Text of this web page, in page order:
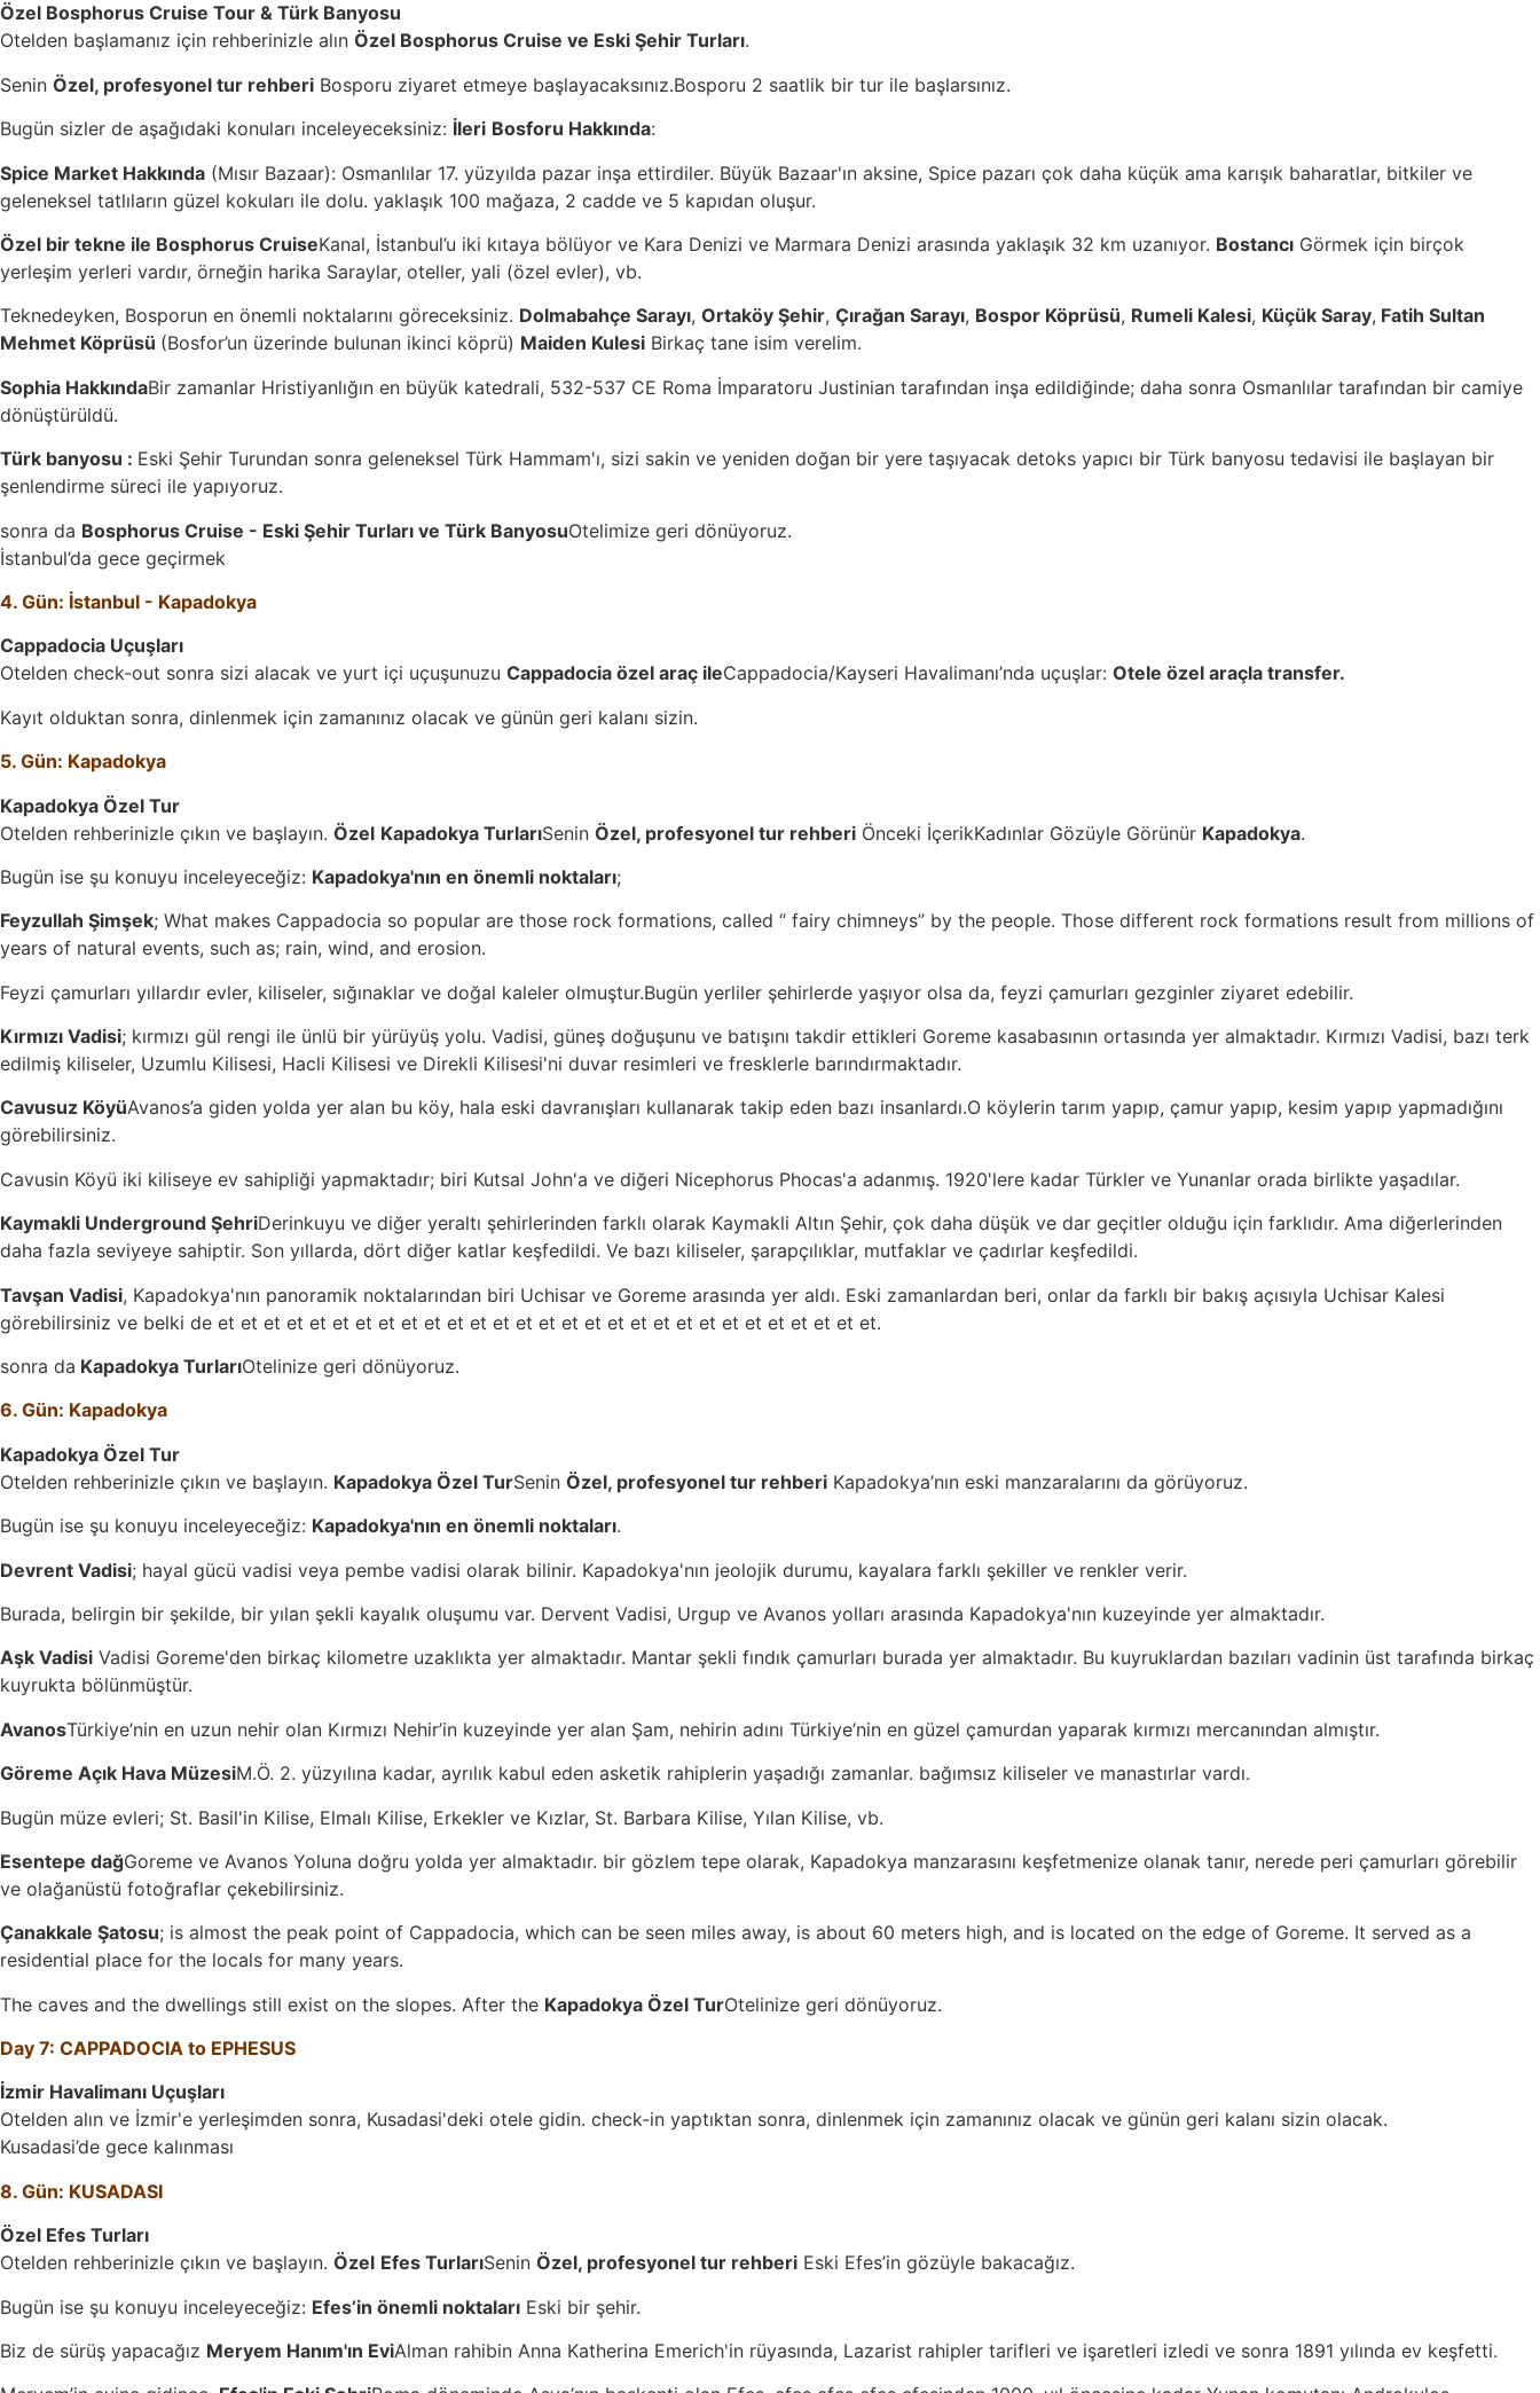
Özel Bosphorus Cruise Tour & Türk Banyosu
Otelden başlamanız için rehberinizle alın Özel Bosphorus Cruise ve Eski Şehir Turları.
Senin Özel, profesyonel tur rehberi Bosporu ziyaret etmeye başlayacaksınız.Bosporu 2 saatlik bir tur ile başlarsınız.
Bugün sizler de aşağıdaki konuları inceleyeceksiniz: İleri Bosforu Hakkında:
Spice Market Hakkında (Mısır Bazaar): Osmanlılar 17. yüzyılda pazar inşa ettirdiler. Büyük Bazaar'ın aksine, Spice pazarı çok daha küçük ama karışık baharatlar, bitkiler ve
geleneksel tatlıların güzel kokuları ile dolu. yaklaşık 100 mağaza, 2 cadde ve 5 kapıdan oluşur.
Özel bir tekne ile Bosphorus CruiseKanal, İstanbul’u iki kıtaya bölüyor ve Kara Denizi ve Marmara Denizi arasında yaklaşık 32 km uzanıyor. Bostancı Görmek için birçok
yerleşim yerleri vardır, örneğin harika Saraylar, oteller, yali (özel evler), vb.
Teknedeyken, Bosporun en önemli noktalarını göreceksiniz. Dolmabahçe Sarayı, Ortaköy Şehir, Çırağan Sarayı, Bospor Köprüsü, Rumeli Kalesi, Küçük Saray, Fatih Sultan
Mehmet Köprüsü (Bosfor’un üzerinde bulunan ikinci köprü) Maiden Kulesi Birkaç tane isim verelim.
Sophia HakkındaBir zamanlar Hristiyanlığın en büyük katedrali, 532-537 CE Roma İmparatoru Justinian tarafından inşa edildiğinde; daha sonra Osmanlılar tarafından bir camiye
dönüştürüldü.
Türk banyosu : Eski Şehir Turundan sonra geleneksel Türk Hammam'ı, sizi sakin ve yeniden doğan bir yere taşıyacak detoks yapıcı bir Türk banyosu tedavisi ile başlayan bir
şenlendirme süreci ile yapıyoruz.
sonra da Bosphorus Cruise - Eski Şehir Turları ve Türk BanyosuOtelimize geri dönüyoruz.
İstanbul’da gece geçirmek
4. Gün: İstanbul - Kapadokya
Cappadocia Uçuşları
Otelden check-out sonra sizi alacak ve yurt içi uçuşunuzu Cappadocia özel araç ileCappadocia/Kayseri Havalimanı’nda uçuşlar: Otele özel araçla transfer.
Kayıt olduktan sonra, dinlenmek için zamanınız olacak ve günün geri kalanı sizin.
5. Gün: Kapadokya
Kapadokya Özel Tur
Otelden rehberinizle çıkın ve başlayın. Özel Kapadokya TurlarıSenin Özel, profesyonel tur rehberi Önceki İçerikKadınlar Gözüyle Görünür Kapadokya.
Bugün ise şu konuyu inceleyeceğiz: Kapadokya'nın en önemli noktaları;
Feyzullah Şimşek; What makes Cappadocia so popular are those rock formations, called “ fairy chimneys” by the people. Those different rock formations result from millions of
years of natural events, such as; rain, wind, and erosion.
Feyzi çamurları yıllardır evler, kiliseler, sığınaklar ve doğal kaleler olmuştur.Bugün yerliler şehirlerde yaşıyor olsa da, feyzi çamurları gezginler ziyaret edebilir.
Kırmızı Vadisi; kırmızı gül rengi ile ünlü bir yürüyüş yolu. Vadisi, güneş doğuşunu ve batışını takdir ettikleri Goreme kasabasının ortasında yer almaktadır. Kırmızı Vadisi, bazı terk
edilmiş kiliseler, Uzumlu Kilisesi, Hacli Kilisesi ve Direkli Kilisesi'ni duvar resimleri ve fresklerle barındırmaktadır.
Cavusuz KöyüAvanos’a giden yolda yer alan bu köy, hala eski davranışları kullanarak takip eden bazı insanlardı.O köylerin tarım yapıp, çamur yapıp, kesim yapıp yapmadığını
görebilirsiniz.
Cavusin Köyü iki kiliseye ev sahipliği yapmaktadır; biri Kutsal John'a ve diğeri Nicephorus Phocas'a adanmış. 1920'lere kadar Türkler ve Yunanlar orada birlikte yaşadılar.
Kaymakli Underground ŞehriDerinkuyu ve diğer yeraltı şehirlerinden farklı olarak Kaymakli Altın Şehir, çok daha düşük ve dar geçitler olduğu için farklıdır. Ama diğerlerinden
daha fazla seviyeye sahiptir. Son yıllarda, dört diğer katlar keşfedildi. Ve bazı kiliseler, şarapçılıklar, mutfaklar ve çadırlar keşfedildi.
Tavşan Vadisi, Kapadokya'nın panoramik noktalarından biri Uchisar ve Goreme arasında yer aldı. Eski zamanlardan beri, onlar da farklı bir bakış açısıyla Uchisar Kalesi
görebilirsiniz ve belki de et et et et et et et et et et et et et et et et et et et et et et et et et et et et et.
sonra da Kapadokya TurlarıOtelinize geri dönüyoruz.
6. Gün: Kapadokya
Kapadokya Özel Tur
Otelden rehberinizle çıkın ve başlayın. Kapadokya Özel TurSenin Özel, profesyonel tur rehberi Kapadokya’nın eski manzaralarını da görüyoruz.
Bugün ise şu konuyu inceleyeceğiz: Kapadokya'nın en önemli noktaları.
Devrent Vadisi; hayal gücü vadisi veya pembe vadisi olarak bilinir. Kapadokya'nın jeolojik durumu, kayalara farklı şekiller ve renkler verir.
Burada, belirgin bir şekilde, bir yılan şekli kayalık oluşumu var. Dervent Vadisi, Urgup ve Avanos yolları arasında Kapadokya'nın kuzeyinde yer almaktadır.
Aşk Vadisi Vadisi Goreme'den birkaç kilometre uzaklıkta yer almaktadır. Mantar şekli fındık çamurları burada yer almaktadır. Bu kuyruklardan bazıları vadinin üst tarafında birkaç
kuyrukta bölünmüştür.
AvanosTürkiye’nin en uzun nehir olan Kırmızı Nehir’in kuzeyinde yer alan Şam, nehirin adını Türkiye’nin en güzel çamurdan yaparak kırmızı mercanından almıştır.
Göreme Açık Hava MüzesiM.Ö. 2. yüzyılına kadar, ayrılık kabul eden asketik rahiplerin yaşadığı zamanlar. bağımsız kiliseler ve manastırlar vardı.
Bugün müze evleri; St. Basil'in Kilise, Elmalı Kilise, Erkekler ve Kızlar, St. Barbara Kilise, Yılan Kilise, vb.
Esentepe dağGoreme ve Avanos Yoluna doğru yolda yer almaktadır. bir gözlem tepe olarak, Kapadokya manzarasını keşfetmenize olanak tanır, nerede peri çamurları görebilir
ve olağanüstü fotoğraflar çekebilirsiniz.
Çanakkale Şatosu; is almost the peak point of Cappadocia, which can be seen miles away, is about 60 meters high, and is located on the edge of Goreme. It served as a
residential place for the locals for many years.
The caves and the dwellings still exist on the slopes. After the Kapadokya Özel TurOtelinize geri dönüyoruz.
Day 7: CAPPADOCIA to EPHESUS
İzmir Havalimanı Uçuşları
Otelden alın ve İzmir'e yerleşimden sonra, Kusadasi'deki otele gidin. check-in yaptıktan sonra, dinlenmek için zamanınız olacak ve günün geri kalanı sizin olacak.
Kusadasi’de gece kalınması
8. Gün: KUSADASI
Özel Efes Turları
Otelden rehberinizle çıkın ve başlayın. Özel Efes TurlarıSenin Özel, profesyonel tur rehberi Eski Efes’in gözüyle bakacağız.
Bugün ise şu konuyu inceleyeceğiz: Efes’in önemli noktaları Eski bir şehir.
Biz de sürüş yapacağız Meryem Hanım'ın EviAlman rahibin Anna Katherina Emerich'in rüyasında, Lazarist rahipler tarifleri ve işaretleri izledi ve sonra 1891 yılında ev keşfetti.